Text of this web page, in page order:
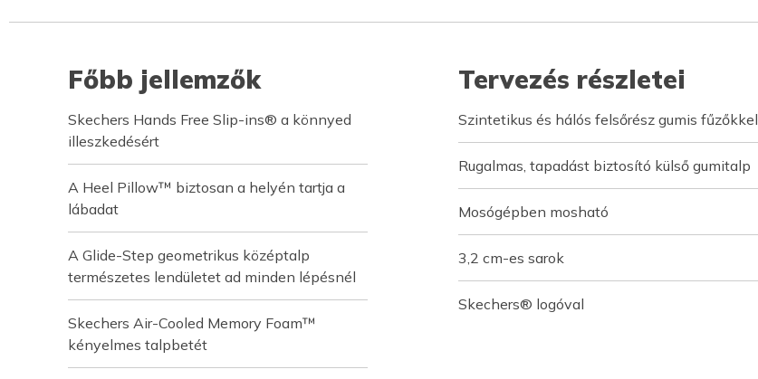
Főbb jellemzők
Skechers Hands Free Slip-ins® a könnyed
illeszkedésért
A Heel Pillow™ biztosan a helyén tartja a
lábadat
A Glide-Step geometrikus középtalp
természetes lendületet ad minden lépésnél
Skechers Air-Cooled Memory Foam™
kényelmes talpbetét
Tervezés részletei
Szintetikus és hálós felsőrész gumis fűzőkkel
Rugalmas, tapadást biztosító külső gumitalp
Mosógépben mosható
3,2 cm-es sarok
Skechers® logóval